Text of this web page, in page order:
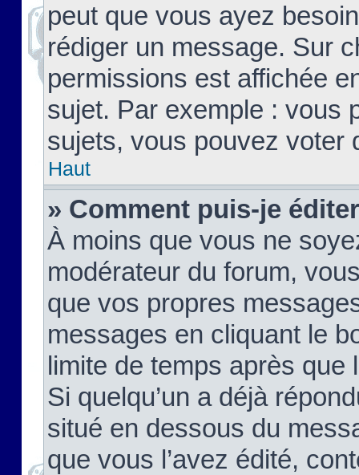
peut que vous ayez
rédiger un message. Sur
permissions est affichée
sujet. Par exemple : vous
sujets, vous pouvez voter
Haut
» Comment puis-je
À moins que vous ne
modérateur du forum,
que vos propres
messages en cliquant le
limite de temps après que
Si quelqu’un a déjà
situé en dessous du
que vous l’avez édité,